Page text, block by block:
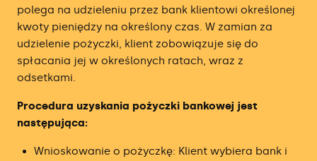
polega na udzieleniu przez bank klientowi określonej
kwoty pieniędzy na określony czas. W zamian za
udzielenie pożyczki, klient zobowiązuje się do
spłacania jej w określonych ratach, wraz z
odsetkami.
Procedura uzyskania pożyczki bankowej jest
następująca:
Wnioskowanie o pożyczkę: Klient wybiera bank i
Ranking Giełd Kryptowalut
Ranking Firm Prop Tradingowych